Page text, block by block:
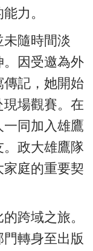
力。
隨時間淡
因受邀為外
記，她開始
場觀賽。在
同加入雄鷹
政大雄鷹隊
庭的重要契
跨域之旅。
轉身至出版